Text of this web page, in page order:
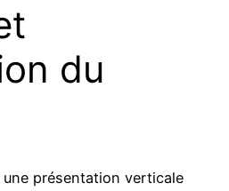
du
présentation verticale